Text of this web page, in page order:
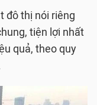
đô thị nói riêng
tiện lợi nhất
quả, theo quy